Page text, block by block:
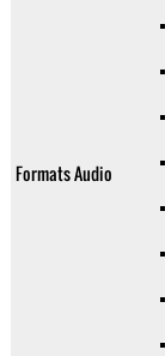
Formats Audio